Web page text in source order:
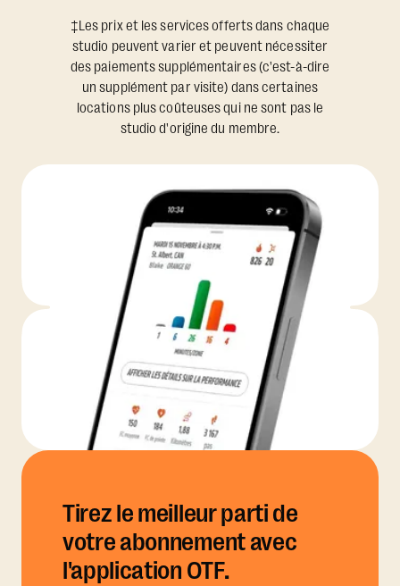
‡Les prix et les services offerts dans chaque
studio peuvent varier et peuvent nécessiter
des paiements supplémentaires (c'est-à-dire
un supplément par visite) dans certaines
locations plus coûteuses qui ne sont pas le
studio d'origine du membre.
Tirez le meilleur parti de
votre abonnement avec
l'application OTF.